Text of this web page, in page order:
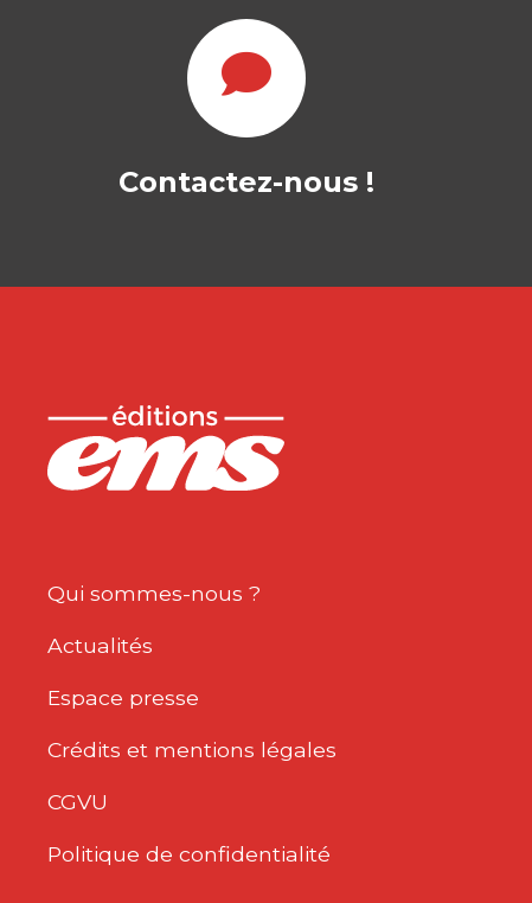
RECHERCHE SUR
ET POUR
L’INNOVATION…
CHRISTIAN MARCON|
UNIQUEMENT ! -- L’ Afrique, depuis
Contactez-nous !
Qui sommes-nous ?
Actualités
Espace presse
Crédits et mentions légales
CGVU
Politique de confidentialité